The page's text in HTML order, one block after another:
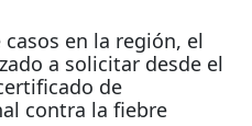
en la región, el
a solicitar desde el
de
contra la fiebre